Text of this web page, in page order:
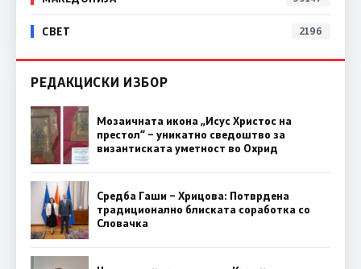
СВЕТ 2196
РЕДАКЦИСКИ ИЗБОР
Мозаичната икона „Исус Христос на
престол“ – уникатно сведоштво за
византиската уметност во Охрид
Средба Гаши – Хрицова: Потврдена
традиционално блиската соработка со
Словачка